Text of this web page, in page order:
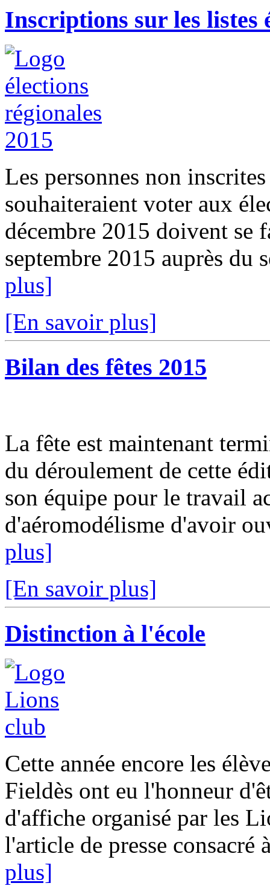
Inscriptions sur les listes
Les personnes non
souhaiteraient voter aux
décembre 2015 doivent se
septembre 2015 auprès du
plus]
[En savoir plus]
Bilan des fêtes 2015
La fête est maintenant
du déroulement de cette
son équipe pour le travail
d'aéromodélisme d'avoir
plus]
[En savoir plus]
Distinction à l'école
Cette année encore les
Fieldès ont eu l'honneur
d'affiche organisé par les
l'article de presse consacré
plus]